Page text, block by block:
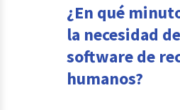
¿En qué
la necesidad
software de
humanos?